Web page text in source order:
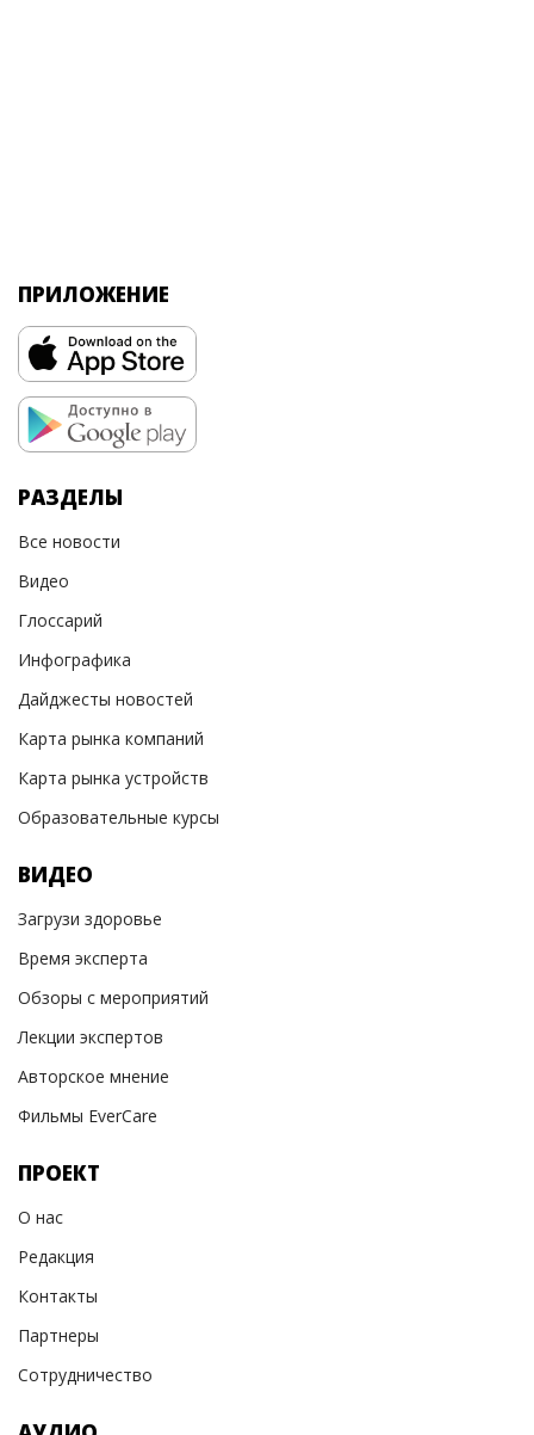
ПРИЛОЖЕНИЕ
РАЗДЕЛЫ
Все новости
Видео
Глоссарий
Инфографика
Дайджесты новостей
Карта рынка компаний
Карта рынка устройств
Образовательные курсы
ВИДЕО
Загрузи здоровье
Время эксперта
Обзоры с мероприятий
Лекции экспертов
Авторское мнение
Фильмы EverCare
ПРОЕКТ
О нас
Редакция
Контакты
Партнеры
Сотрудничество